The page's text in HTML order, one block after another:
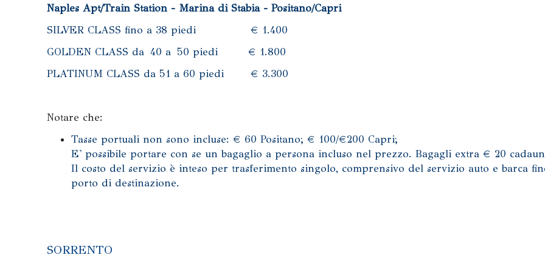
Naples Apt/Train Station - Marina di Stabia - Positano/Capri
SILVER CLASS fino a 38 piedi € 1.400
GOLDEN CLASS da 40 a 50 piedi € 1.800
PLATINUM CLASS da 51 a 60 piedi € 3.300
Notare che:
Tasse portuali non sono incluse: € 60 Positano; € 100/€200 Capri;
E' possibile portare con se un bagaglio a persona incluso nel prezzo. Bagagli extra € 20
Il costo del servizio è inteso per trasferimento singolo, comprensivo del servizio auto e barca
porto di destinazione.
SORRENTO